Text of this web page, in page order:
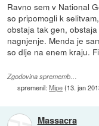
Ravno sem v National
so pripomogli k
obstaja tak gen,
nagnjenje. Menda je
so dlje na enem kraju.
Zgodovina sprememb…
spremenil:Mipe(13. jan
Massacra